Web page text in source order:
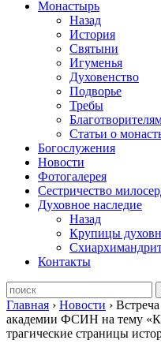
Монастырь
Назад
История
Святыни
Игуменья
Духовенство
Подворье
Требы
Статьи о
Богослужения
Новости
Фотогалерея
Сестричество
Духовное наследие
Назад
Крупицы
Контакты
Главная › Новости ›
академии ФСИН на тему
трагические страницы